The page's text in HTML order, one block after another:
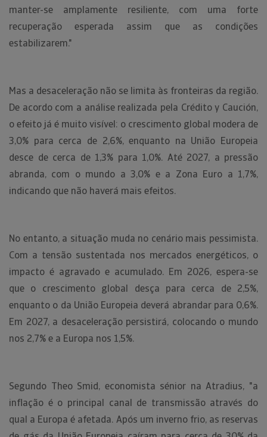
manter-se amplamente resiliente, com uma forte
recuperação esperada assim que as condições
estabilizarem."
Mas a desaceleração não se limita às fronteiras da região.
De acordo com a análise realizada pela Crédito y Caución,
o efeito já é muito visível: o crescimento global modera de
3,0% para cerca de 2,6%, enquanto na União Europeia
desce de cerca de 1,3% para 1,0%. Até 2027, a pressão
abranda, com o mundo a 3,0% e a Zona Euro a 1,7%,
indicando que não haverá mais efeitos.
No entanto, a situação muda no cenário mais pessimista.
Com a tensão sustentada nos mercados energéticos, o
impacto é agravado e acumulado. Em 2026, espera-se
que o crescimento global desça para cerca de 2,5%,
enquanto o da União Europeia deverá abrandar para 0,6%.
Em 2027, a desaceleração persistirá, colocando o mundo
nos 2,7% e a Europa nos 1,5%.
Segundo Theo Smid, economista sénior na Atradius, "a
inflação é o principal canal de transmissão através do
qual a Europa é afetada. Após um inverno frio, as reservas